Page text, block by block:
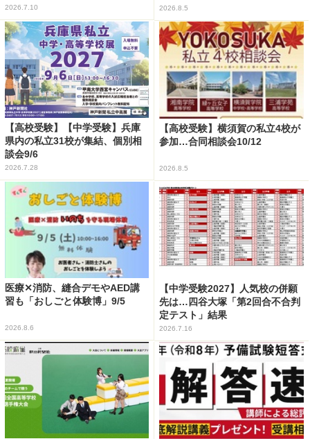
2026.7.10 2026.8.5
【高校受験】【中学受験】兵庫
県内の私立31校が集結、個別相
談会9/6
2026.7.28
【高校受験】横須賀の私立4校が
参加…合同相談会10/12
2026.8.5
医療✕消防、縫合デモやAED講
習も「おしごと体験博」9/5
2026.8.6
【中学受験2027】人気校の併願
先は…四谷大塚「第2回合不合判
定テスト」結果
2026.7.16